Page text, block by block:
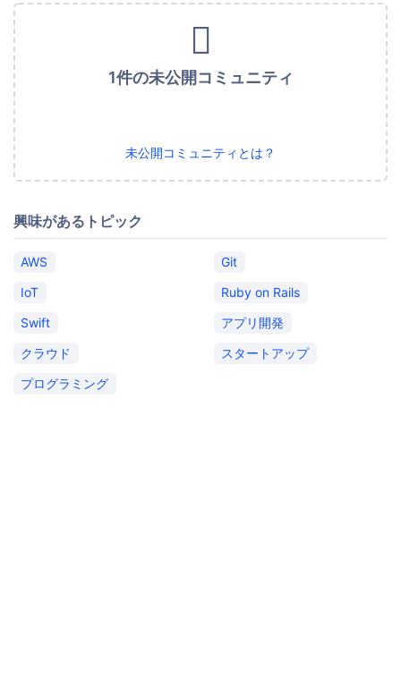
1件の未公開コミュニティ
未公開コミュニティとは？
興味があるトピック
AWS
Git
IoT
Ruby on Rails
Swift
アプリ開発
クラウド
スタートアップ
プログラミング